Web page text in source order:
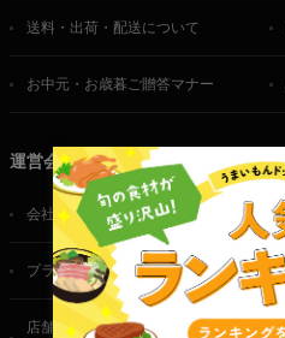
送料・出荷・配送について
お中元・お歳暮ご贈答マナー
運営会社
会社概要
プライバシーポリシー
店舗・法人・生産者様